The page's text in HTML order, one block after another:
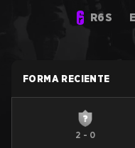
R6S
FORMA RECIENTE
2 - 0